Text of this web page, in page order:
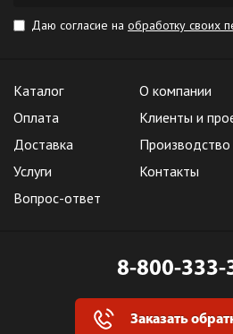
Даю согласие на обработку своих
Каталог
Оплата
Доставка
Услуги
Вопрос-ответ
О компании
Клиенты и
Производство
Контакты
8-800-333-
Заказать